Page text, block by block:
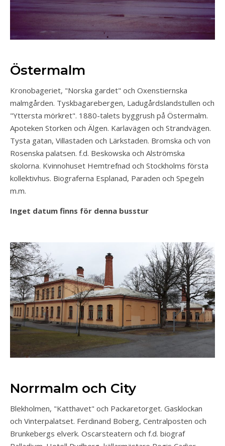
Östermalm
Kronobageriet, "Norska gardet" och Oxenstiernska
malmgården. Tyskbagarebergen, Ladugårdslandstullen och
"Yttersta mörkret". 1880-talets byggrush på Östermalm.
Apoteken Storken och Älgen. Karlavägen och Strandvägen.
Tysta gatan, Villastaden och Lärkstaden. Bromska och von
Rosenska palatsen. f.d. Beskowska och Alströmska
skolorna. Kvinnohuset Hemtrefnad och Stockholms första
kollektivhus. Biograferna Esplanad, Paraden och Spegeln
m.m.
Inget datum finns för denna busstur
Norrmalm och City
Blekholmen, "Katthavet" och Packaretorget. Gasklockan
och Vinterpalatset. Ferdinand Boberg, Centralposten och
Brunkebergs elverk. Oscarsteatern och f.d. biograf